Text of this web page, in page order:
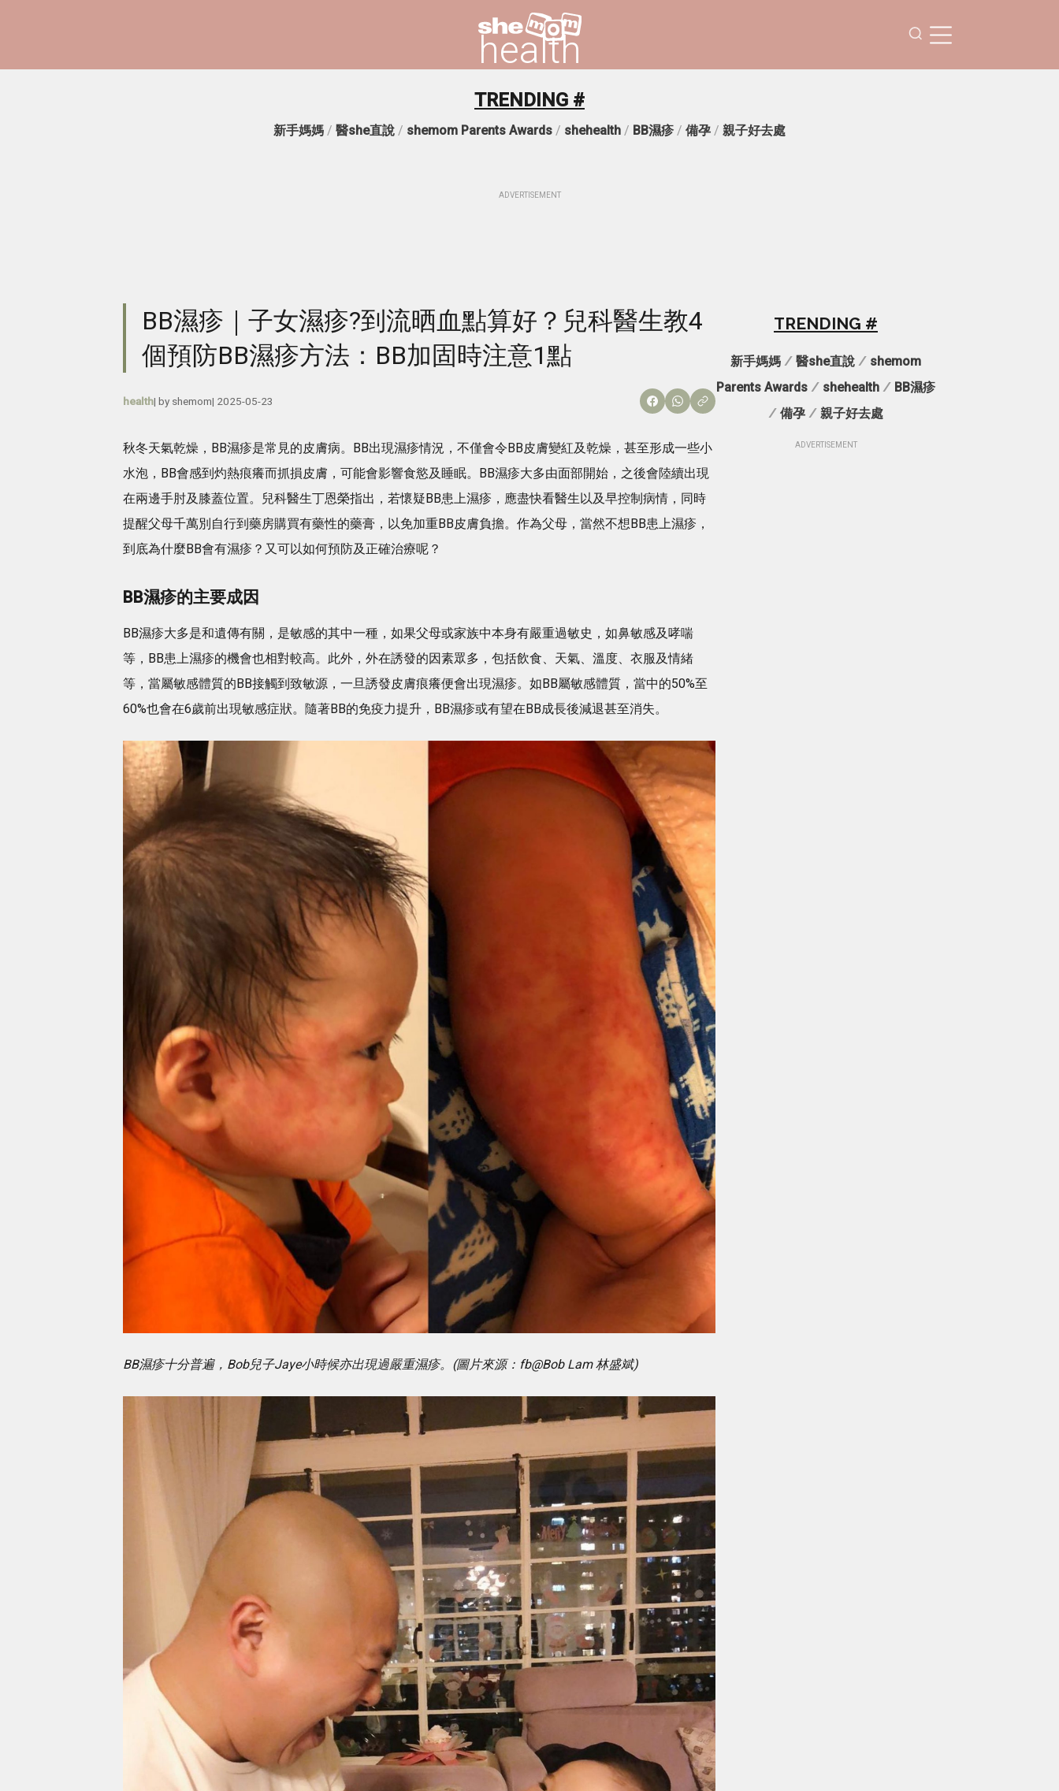
health
TRENDING #
新手媽媽 / 醫she直說 / shemom Parents Awards / shehealth / BB濕疹 / 備孕 / 親子好去處
ADVERTISEMENT
BB濕疹｜子女濕疹?到流晒血點算好？兒科醫生教4
個預防BB濕疹方法：BB加固時注意1點
health| by shemom| 2025-05-23
秋冬天氣乾燥，BB濕疹是常見的皮膚病。BB出現濕疹情況，不僅會令BB皮膚變紅及乾燥，甚至形成一些小
水泡，BB會感到灼熱痕癢而抓損皮膚，可能會影響食慾及睡眠。BB濕疹大多由面部開始，之後會陸續出現
在兩邊手肘及膝蓋位置。兒科醫生丁恩榮指出，若懷疑BB患上濕疹，應盡快看醫生以及早控制病情，同時
提醒父母千萬別自行到藥房購買有藥性的藥膏，以免加重BB皮膚負擔。作為父母，當然不想BB患上濕疹，
到底為什麼BB會有濕疹？又可以如何預防及正確治療呢？
BB濕疹的主要成因
BB濕疹大多是和遺傳有關，是敏感的其中一種，如果父母或家族中本身有嚴重過敏史，如鼻敏感及哮喘
等，BB患上濕疹的機會也相對較高。此外，外在誘發的因素眾多，包括飲食、天氣、溫度、衣服及情緒
等，當屬敏感體質的BB接觸到致敏源，一旦誘發皮膚痕癢便會出現濕疹。如BB屬敏感體質，當中的50%至
60%也會在6歲前出現敏感症狀。隨著BB的免疫力提升，BB濕疹或有望在BB成長後減退甚至消失。
BB濕疹十分普遍，Bob兒子Jaye小時候亦出現過嚴重濕疹。(圖片來源：fb@Bob Lam 林盛斌)
TRENDING #
新手媽媽 / 醫she直說 / shemom
Parents Awards / shehealth / BB濕疹
/ 備孕 / 親子好去處
ADVERTISEMENT